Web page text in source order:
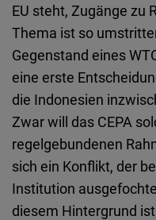
EU steht, Zugänge zu
Thema ist so
Gegenstand eines
eine erste
die Indonesien
Zwar will das CEPA
regelgebundenen
sich ein Konflikt, der
Institution
diesem Hintergrund